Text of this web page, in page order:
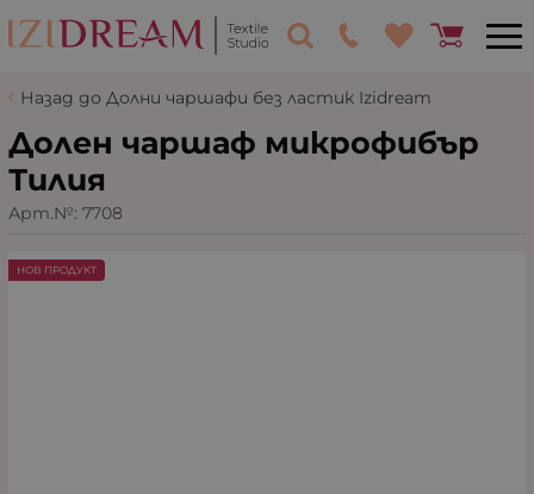
Назад до Долни чаршафи без ластик Izidream
Долен чаршаф микрофибър
Тилия
Арт.№: 7708
НОВ ПРОДУКТ